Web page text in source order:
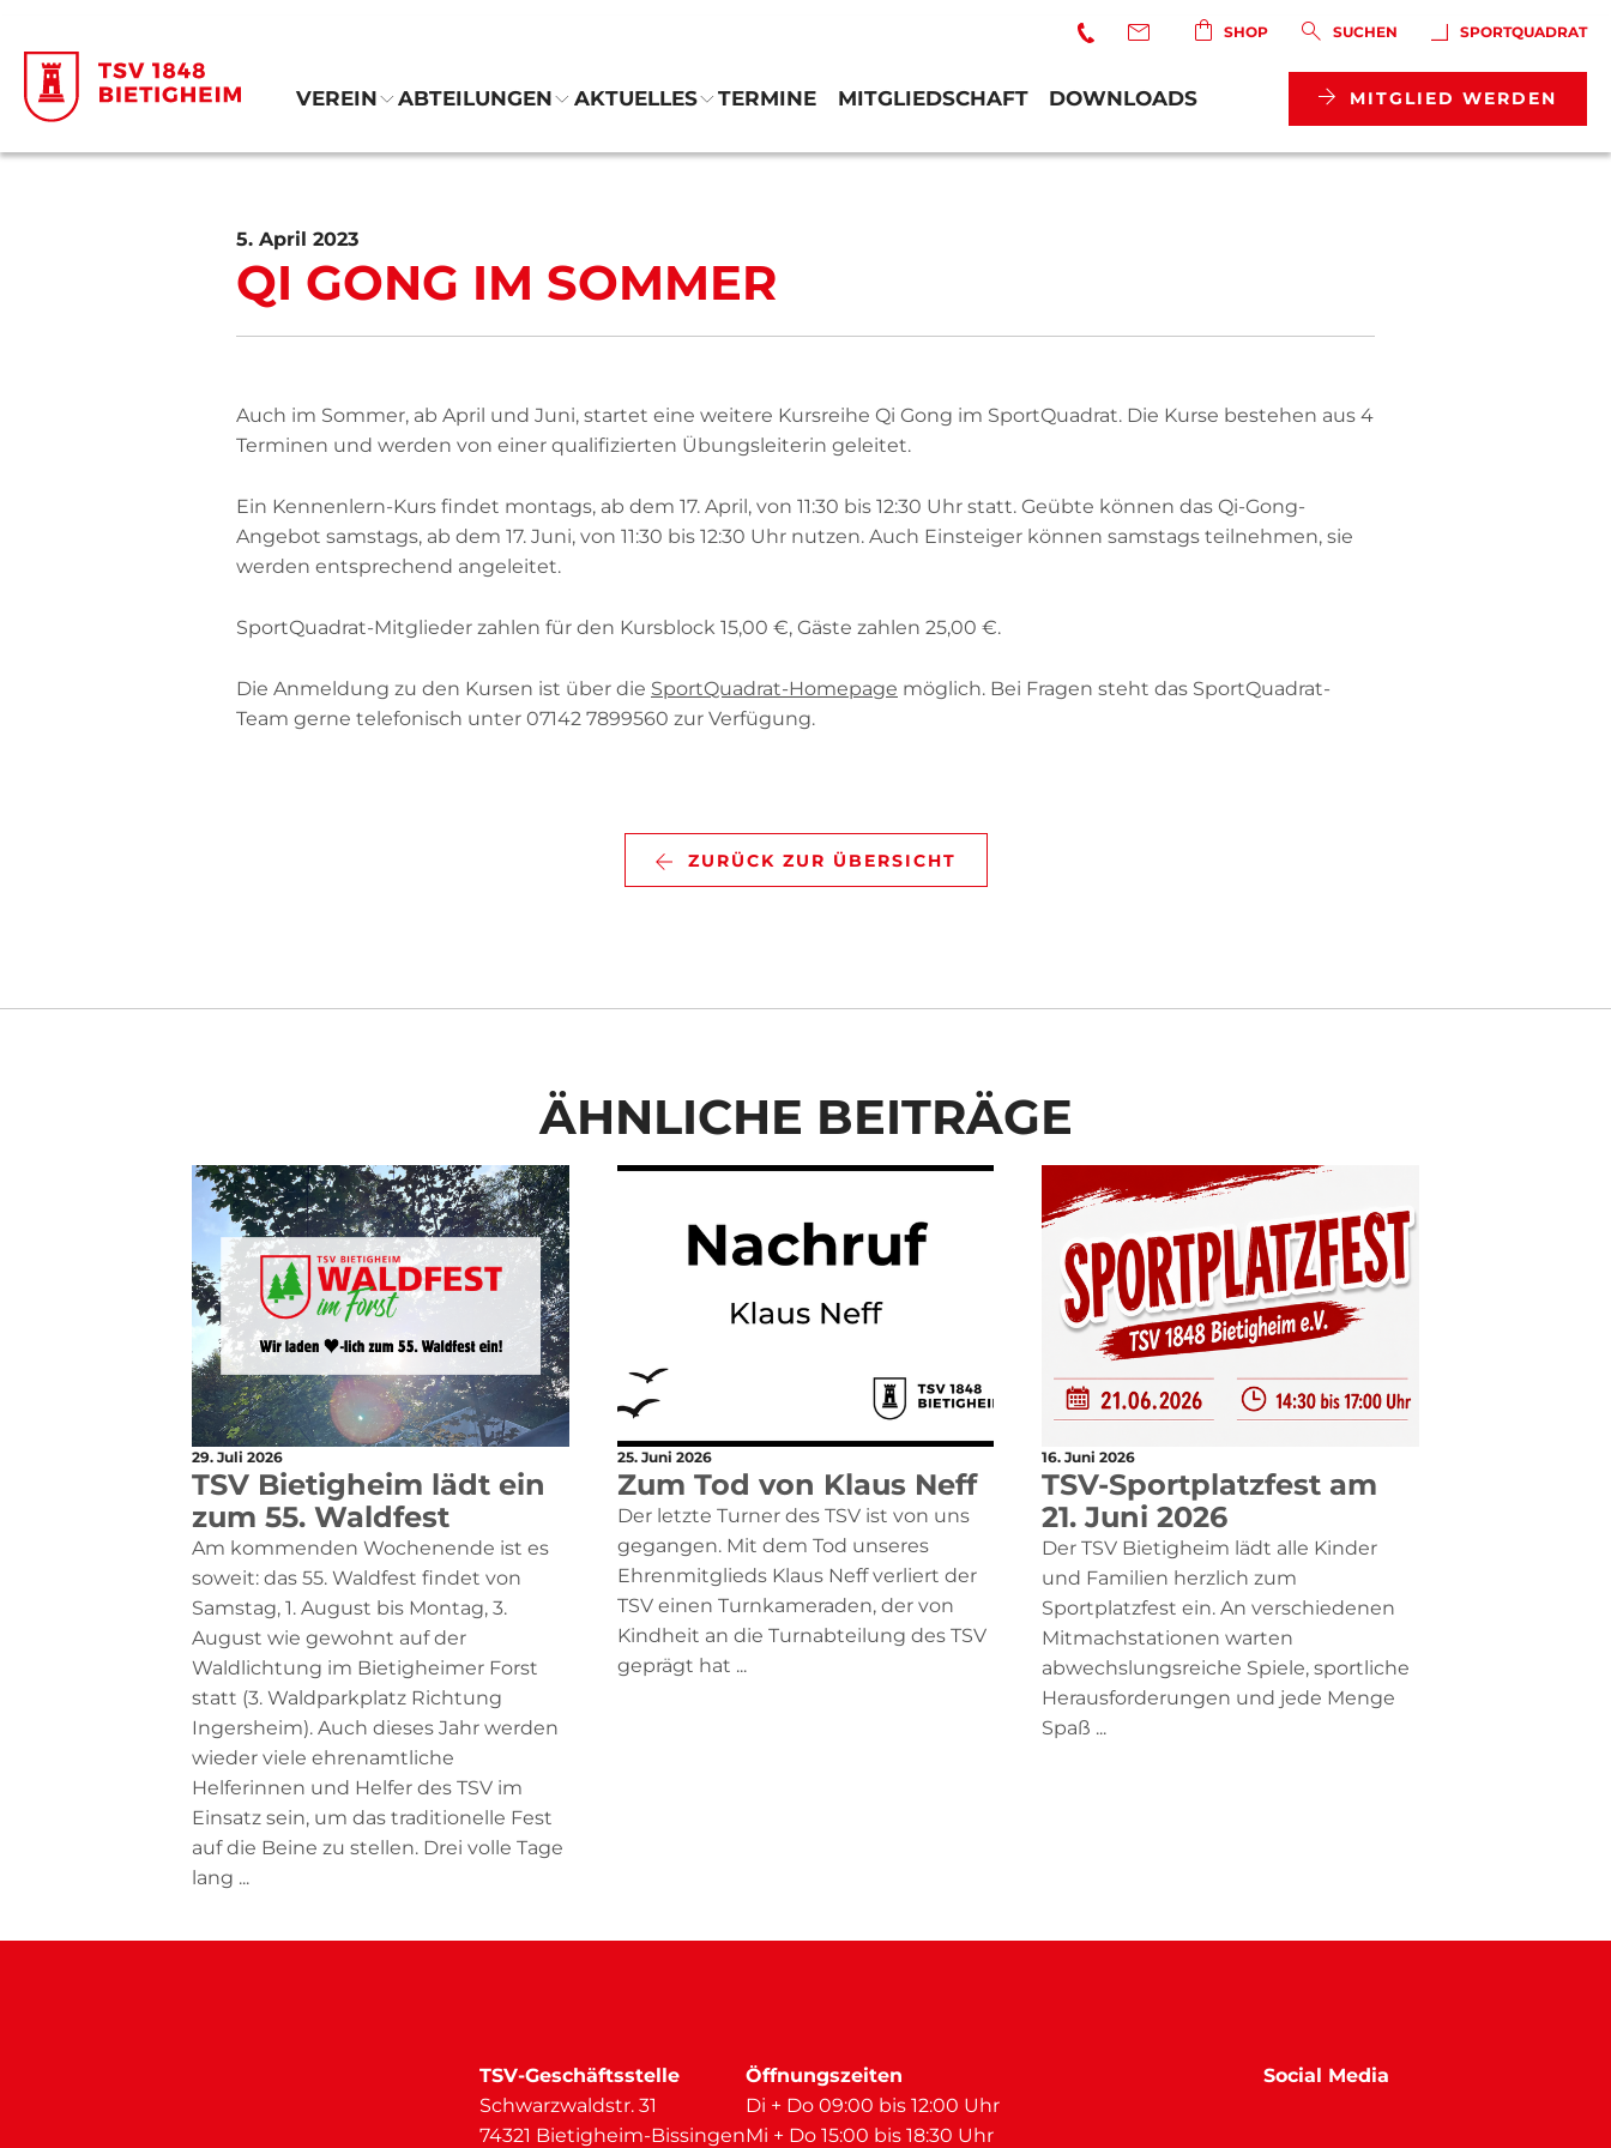
SHOP SUCHEN SPORTQUADRAT
VEREIN ABTEILUNGEN AKTUELLES TERMINE MITGLIEDSCHAFT DOWNLOADS MITGLIED WERDEN
Verein
Aktuelles
Mitgliedschaft
Downloads
INFO@TSVBIETIGHEIM.DE
SHOP
SPORTQUADRAT
5. April 2023
QI GONG IM SOMMER
Auch im Sommer, ab April und Juni, startet eine weitere Kursreihe Qi Gong im SportQuadrat. Die Kurse bestehen aus 4
Terminen und werden von einer qualifizierten Übungsleiterin geleitet.
Ein Kennenlern-Kurs findet montags, ab dem 17. April, von 11:30 bis 12:30 Uhr statt. Geübte können das Qi-Gong-
Angebot samstags, ab dem 17. Juni, von 11:30 bis 12:30 Uhr nutzen. Auch Einsteiger können samstags teilnehmen, sie
werden entsprechend angeleitet.
SportQuadrat-Mitglieder zahlen für den Kursblock 15,00 €, Gäste zahlen 25,00 €.
Die Anmeldung zu den Kursen ist über die SportQuadrat-Homepage möglich. Bei Fragen steht das SportQuadrat-
Team gerne telefonisch unter 07142 7899560 zur Verfügung.
ZURÜCK ZUR ÜBERSICHT
ÄHNLICHE BEITRÄGE
29. Juli 2026
TSV Bietigheim lädt ein
zum 55. Waldfest
Am kommenden Wochenende ist es
soweit: das 55. Waldfest findet von
Samstag, 1. August bis Montag, 3.
August wie gewohnt auf der
Waldlichtung im Bietigheimer Forst
statt (3. Waldparkplatz Richtung
Ingersheim). Auch dieses Jahr werden
wieder viele ehrenamtliche
Helferinnen und Helfer des TSV im
Einsatz sein, um das traditionelle Fest
auf die Beine zu stellen. Drei volle Tage
lang ...
25. Juni 2026
Zum Tod von Klaus Neff
Der letzte Turner des TSV ist von uns
gegangen. Mit dem Tod unseres
Ehrenmitglieds Klaus Neff verliert der
TSV einen Turnkameraden, der von
Kindheit an die Turnabteilung des TSV
geprägt hat ...
16. Juni 2026
TSV-Sportplatzfest am
21. Juni 2026
Der TSV Bietigheim lädt alle Kinder
und Familien herzlich zum
Sportplatzfest ein. An verschiedenen
Mitmachstationen warten
abwechslungsreiche Spiele, sportliche
Herausforderungen und jede Menge
Spaß ...
TSV-Geschäftsstelle
Schwarzwaldstr. 31
74321 Bietigheim-Bissingen
Öffnungszeiten
Di + Do 09:00 bis 12:00 Uhr
Mi + Do 15:00 bis 18:30 Uhr
Social Media